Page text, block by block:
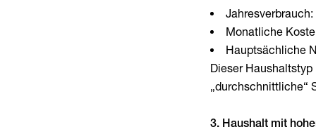
Monatliche
Hauptsächliche
Dieser
„durchschnittliche“
3. Haushalt mit